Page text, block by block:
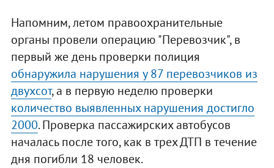
Напомним, летом правоохранительные
органы провели операцию "Перевозчик", в
первый же день проверки полиция
обнаружила нарушения у 87 перевозчиков из
двухсот, а в первую неделю проверки
количество выявленных нарушения достигло
2000. Проверка пассажирских автобусов
началась после того, как в трех ДТП в течение
дня погибли 18 человек.